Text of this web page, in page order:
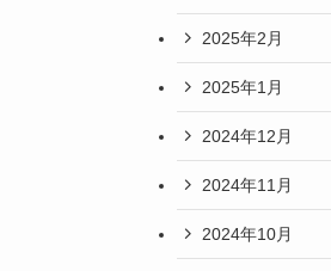
2025年2月
2025年1月
2024年12月
2024年11月
2024年10月